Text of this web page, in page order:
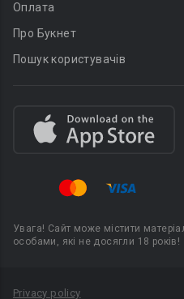
Оплата
Про Букнет
Пошук користувачів
Увага! Сайт може містити
особами, які не досягли 18 років!
Privacy policy